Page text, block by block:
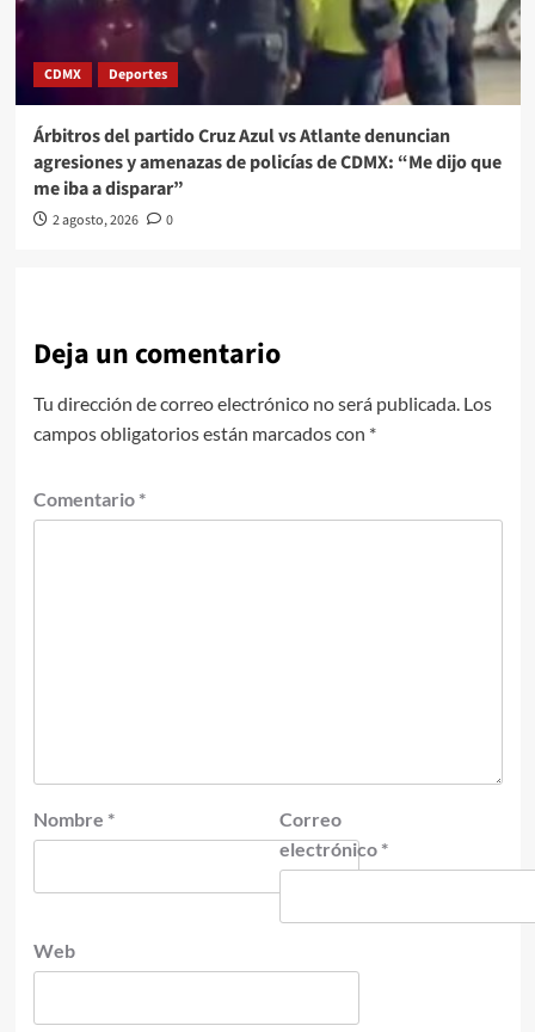
CDMX Deportes
Árbitros del partido Cruz Azul vs Atlante denuncian
agresiones y amenazas de policías de CDMX: “Me dijo que
me iba a disparar”
2 agosto, 2026 0
Deja un comentario
Tu dirección de correo electrónico no será publicada. Los
campos obligatorios están marcados con *
Comentario *
Nombre *
Correo
electrónico *
Web